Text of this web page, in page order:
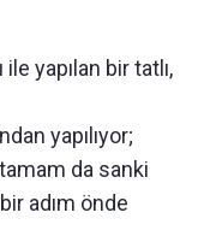
yapılan bir tatlı,
yapılıyor;
da sanki
adım önde